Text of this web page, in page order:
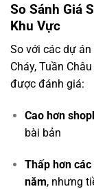
So Sánh Giá
Khu Vực
So với các dự
Cháy, Tuần
được đánh giá:
Cao hơn
bài bản
Thấp hơn
năm, nhưng